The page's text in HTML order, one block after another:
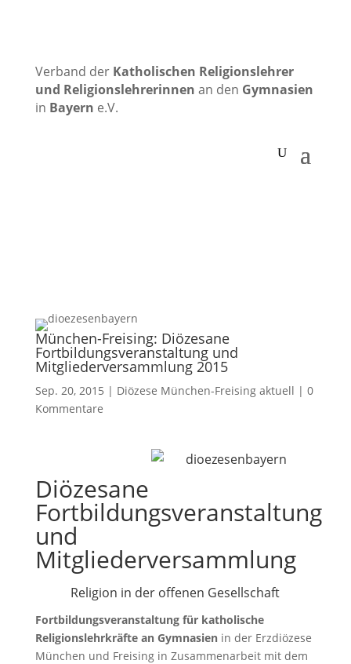
Verband der Katholischen Religionslehrer
und Religionslehrerinnen an den Gymnasien
in Bayern e.V.
München-Freising: Diözesane
Fortbildungsveranstaltung und
Mitgliederversammlung 2015
Sep. 20, 2015 | Diözese München-Freising aktuell | 0
Kommentare
Diözesane
Fortbildungsveranstaltung
und
Mitgliederversammlung
Religion in der offenen Gesellschaft
Fortbildungsveranstaltung für katholische
Religionslehrkräfte an Gymnasien in der Erzdiözese
München und Freising in Zusammenarbeit mit dem